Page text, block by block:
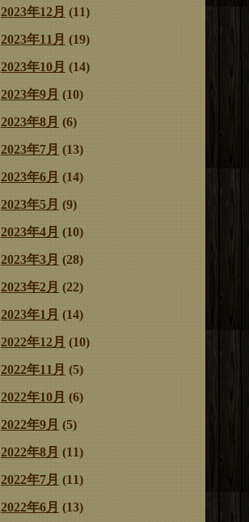
2023年12月 (11)
2023年11月 (19)
2023年10月 (14)
2023年9月 (10)
2023年8月 (6)
2023年7月 (13)
2023年6月 (14)
2023年5月 (9)
2023年4月 (10)
2023年3月 (28)
2023年2月 (22)
2023年1月 (14)
2022年12月 (10)
2022年11月 (5)
2022年10月 (6)
2022年9月 (5)
2022年8月 (11)
2022年7月 (11)
2022年6月 (13)